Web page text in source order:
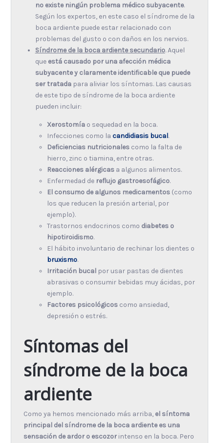
no existe ningún problema médico subyacente.
Según los expertos, en este caso el síndrome de la
boca ardiente puede estar relacionado con
problemas del gusto o con daños en los nervios.
Síndrome de la boca ardiente secundario. Aquel
que está causado por una afección médica
subyacente y claramente identificable que puede
ser tratadapara aliviar los síntomas. Las causas
de este tipo de síndrome de la boca ardiente
pueden incluir:
Xerostomíao sequedad en la boca.
Infecciones como la candidiasis bucal.
Deficiencias nutricionalescomo la falta de
hierro, zinc o tiamina, entre otras.
Reacciones alérgicasa algunos alimentos.
Enfermedad de reflujo gastroesofágico.
El consumo de algunos medicamentos(como
los que reducen la presión arterial, por
ejemplo).
Trastornos endocrinos como diabetes o
hipotiroidismo.
El hábito involuntario de rechinar los dientes o
bruxismo.
Irritación bucalpor usar pastas de dientes
abrasivas o consumir bebidas muy ácidas, por
ejemplo.
Factores psicológicos como ansiedad,
depresión o estrés.
Síntomas del
síndrome de la boca
ardiente
Como ya hemos mencionado más arriba, el síntoma
principal del síndrome de la boca ardiente es una
sensación de ardor o escozor intenso en la boca. Pero